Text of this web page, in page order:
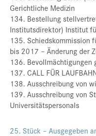
Gerichtliche Medizin
134. Bestellung
Institutsdirektor) Institut
135. Schiedskommission
bis 2017 – Änderung der
136. Bevollmächtigungen
137. CALL FÜR
138. Ausschreibung von
139. Ausschreibung von
Universitätspersonals
25. Stück – Ausgegeben